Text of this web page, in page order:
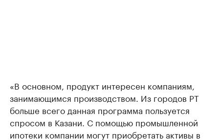
«В основном, продукт интересен компаниям,
занимающимся производством. Из городов РТ
больше всего данная программа пользуется
спросом в Казани. С помощью промышленной
ипотеки компании могут приобретать активы в